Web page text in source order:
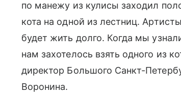
по манежу из кулисы заходил
кота на одной из лестниц.
будет жить долго. Когда мы
нам захотелось взять одного из
директор Большого Санкт-
Воронина.